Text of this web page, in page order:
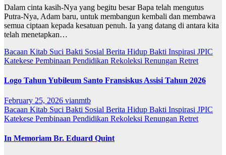
Dalam cinta kasih-Nya yang begitu besar Bapa telah mengutus
Putra-Nya, Adam baru, untuk membangun kembali dan membawa
semua ciptaan kepada kesatuan penuh. Ia yang datang di antara kita
telah menetapkan…
Bacaan Kitab Suci Bakti Sosial Berita Hidup Bakti Inspirasi JPIC
Katekese Pembinaan Pendidikan Rekoleksi Renungan Retret
Logo Tahun Yubileum Santo Fransiskus Assisi Tahun 2026
February 25, 2026 vianmtb
Bacaan Kitab Suci Bakti Sosial Berita Hidup Bakti Inspirasi JPIC
Katekese Pembinaan Pendidikan Rekoleksi Renungan Retret
In Memoriam Br. Eduard Quint